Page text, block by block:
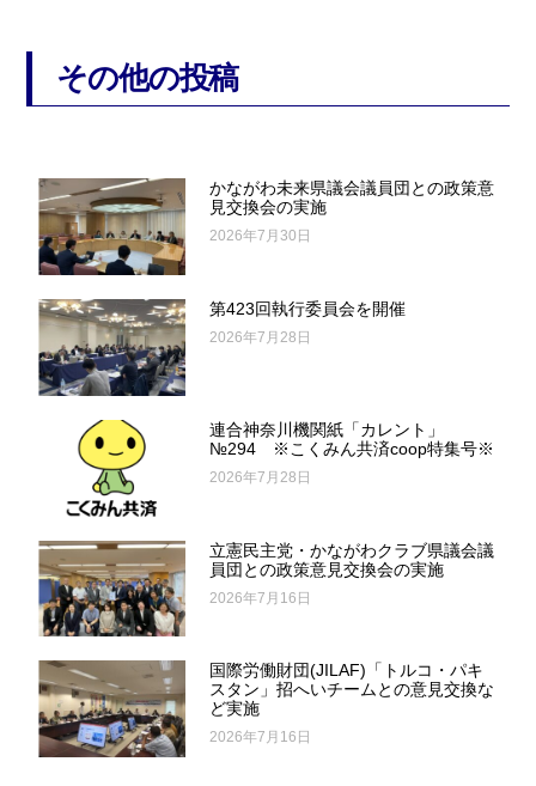
その他の投稿
かながわ未来県議会議員団との政策意
見交換会の実施
2026年7月30日
第423回執行委員会を開催
2026年7月28日
連合神奈川機関紙「カレント」
№294 ※こくみん共済coop特集号※
2026年7月28日
立憲民主党・かながわクラブ県議会議
員団との政策意見交換会の実施
2026年7月16日
国際労働財団(JILAF)「トルコ・パキ
スタン」招へいチームとの意見交換な
ど実施
2026年7月16日